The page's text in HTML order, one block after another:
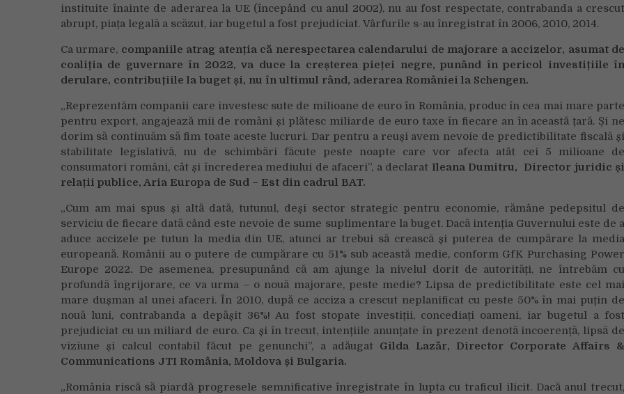
instituite înainte de aderarea la UE (începând cu anul 2002), nu au fost respectate, contrabanda a crescut
abrupt, piața legală a scăzut, iar bugetul a fost prejudiciat. Vârfurile s-au înregistrat în 2006, 2010, 2014.
Ca urmare, companiile atrag atenția că nerespectarea calendarului de majorare a accizelor, asumat de
coaliția de guvernare în 2022, va duce la creșterea pieței negre, punând în pericol investițiile în
derulare, contribuțiile la buget și, nu în ultimul rând, aderarea României la Schengen.
„Reprezentăm companii care investesc sute de milioane de euro în România, produc în cea mai mare parte
pentru export, angajează mii de români și plătesc miliarde de euro taxe în fiecare an în această țară. Și ne
dorim să continuăm să fim toate aceste lucruri. Dar pentru a reuși avem nevoie de predictibilitate fiscală și
stabilitate legislativă, nu de schimbări făcute peste noapte care vor afecta atât cei 5 milioane de
consumatori români, cât și încrederea mediului de afaceri”, a declarat Ileana Dumitru, Director juridic și
relații publice, Aria Europa de Sud – Est din cadrul BAT.
„Cum am mai spus și altă dată, tutunul, deși sector strategic pentru economie, rămâne pedepsitul de
serviciu de fiecare dată când este nevoie de sume suplimentare la buget. Dacă intenția Guvernului este de a
aduce accizele pe tutun la media din UE, atunci ar trebui să crească și puterea de cumpărare la media
europeană. Românii au o putere de cumpărare cu 51% sub această medie, conform GfK Purchasing Power
Europe 2022. De asemenea, presupunând că am ajunge la nivelul dorit de autorități, ne întrebăm cu
profundă îngrijorare, ce va urma – o nouă majorare, peste medie? Lipsa de predictibilitate este cel mai
mare dușman al unei afaceri. În 2010, după ce acciza a crescut neplanificat cu peste 50% în mai puțin de
nouă luni, contrabanda a depășit 36%! Au fost stopate investiții, concediați oameni, iar bugetul a fost
prejudiciat cu un miliard de euro. Ca și în trecut, intențiile anunțate în prezent denotă incoerență, lipsă de
viziune și calcul contabil făcut pe genunchi”, a adăugat Gilda Lazăr, Director Corporate Affairs &
Communications JTI România, Moldova și Bulgaria.
„România riscă să piardă progresele semnificative înregistrate în lupta cu traficul ilicit. Dacă anul trecut,